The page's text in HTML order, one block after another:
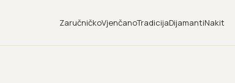
ZaručničkoVjenčanoTradicijaDijamantiNakit